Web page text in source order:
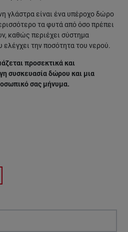
γλάστρα είναι ένα υπέροχο δώρο
τα φυτά από όσο πρέπει
καθώς περιέχει σύστημα
την ποσότητα του νερού.
προσεκτικά και
συσκευασία δώρου και μια
σας μήνυμα.